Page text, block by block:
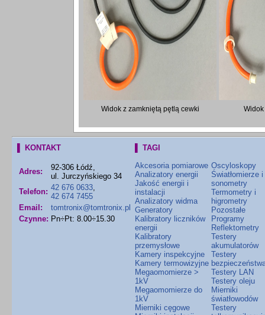
Widok z zamkniętą pętlą cewki
▌ KONTAKT
Adres:
92-306 Łódź,
ul. Jurczyńskiego 34
Telefon: 42 676 0633
42 674 7455
Email:
tomtronix@tomtronix.pl
Czynne: Pn÷Pt: 8.00÷15.30
▌ TAGI
Akcesoria pomiarowe
Analizatory energii
Jakość energii i
instalacji
Analizatory widma
Generatory
Kalibratory liczników
energii
Kalibratory
przemysłowe
Kamery inspekcyjne
Kamery termowizyjne
Megaomomierze >
1kV
Megaomomierze do
1kV
Mierniki cęgowe
Oscyloskopy
Światłomierze i
sonometry
Termometry i
higrometry
Pozostałe
Programy
Reflektometry
Testery
akumulatorów
Testery
Testery LAN
Testery oleju
Mierniki
światłowodów
Testery